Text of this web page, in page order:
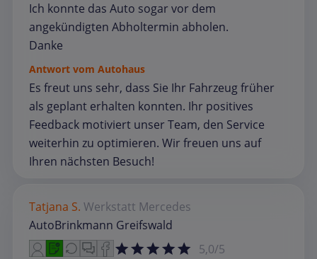
Ich konnte das Auto sogar vor dem
angekündigten Abholtermin abholen.
Danke
Antwort vom Autohaus
Es freut uns sehr, dass Sie Ihr Fahrzeug früher
als geplant erhalten konnten. Ihr positives
Feedback motiviert unser Team, den Service
weiterhin zu optimieren. Wir freuen uns auf
Ihren nächsten Besuch!
Tatjana S. Werkstatt Mercedes
AutoBrinkmann Greifswald
5,0/5